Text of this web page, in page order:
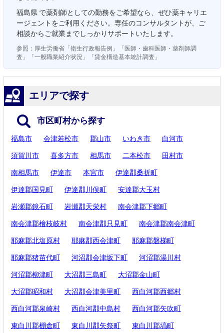
福島県 で薬剤師としての勤務をご希望なら、ぜひ薬キャリエ
ージェントをご利用ください。専任のコンサルタントが、ご
相談からご就業までしっかりサポートいたします。
参照：厚生労働省「衛生行政報告例」「医師・歯科医師・薬剤師調
査」「一般職業紹介状況」「賃金構造基本統計調査」
エリアで探す
市区町村から探す
福島市 会津若松市 郡山市 いわき市 白河市
須賀川市 喜多方市 相馬市 二本松市 田村市
南相馬市 伊達市 本宮市 伊達郡桑折町
伊達郡国見町 伊達郡川俣町 安達郡大玉村
岩瀬郡鏡石町 岩瀬郡天栄村 南会津郡下郷町
南会津郡檜枝岐村 南会津郡只見町 南会津郡南会津町
耶麻郡北塩原村 耶麻郡西会津町 耶麻郡磐梯町
耶麻郡猪苗代町 河沼郡会津坂下町 河沼郡湯川村
河沼郡柳津町 大沼郡三島町 大沼郡金山町
大沼郡昭和村 大沼郡会津美里町 西白河郡西郷村
西白河郡泉崎村 西白河郡中島村 西白河郡矢吹町
東白川郡棚倉町 東白川郡矢祭町 東白川郡塙町